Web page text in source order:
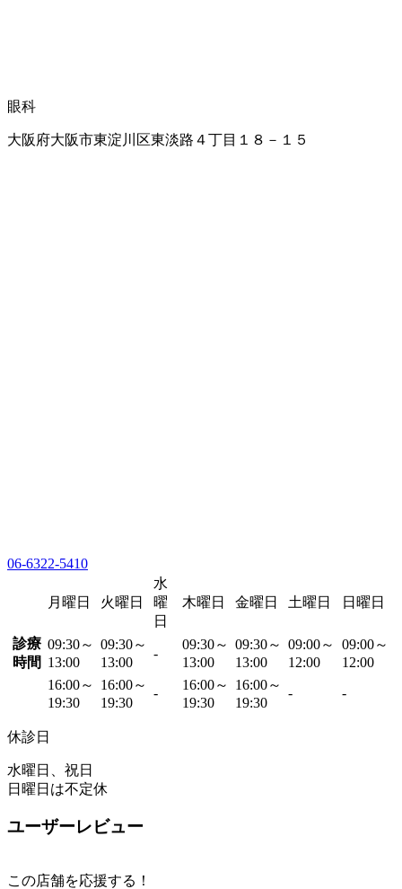
眼科
大阪府大阪市東淀川区東淡路４丁目１８－１５
06-6322-5410
月曜日 火曜日
水
曜
日
木曜日 金曜日 土曜日 日曜日
診療
時間
09:30～
13:00
09:30～
13:00
-
09:30～
13:00
09:30～
13:00
09:00～
12:00
09:00～
12:00
16:00～
19:30
16:00～
19:30
-
16:00～
19:30
16:00～
19:30
- -
休診日
水曜日、祝日
日曜日は不定休
ユーザーレビュー
この店舗を応援する！